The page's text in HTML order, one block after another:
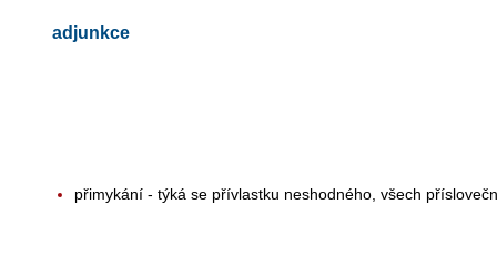
adjunkce
přimykání - týká se přívlastku neshodného, všech